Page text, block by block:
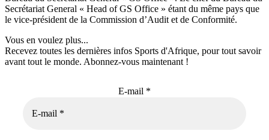
Secrétariat General « Head of GS Office » étant du même pays que
le vice-président de la Commission d’Audit et de Conformité.
Vous en voulez plus...
Recevez toutes les dernières infos Sports d'Afrique, pour tout savoir
avant tout le monde. Abonnez-vous maintenant !
E-mail *